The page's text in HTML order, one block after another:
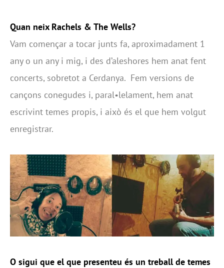
Quan neix Rachels & The Wells?
Vam començar a tocar junts fa, aproximadament 1
any o un any i mig, i des d’aleshores hem anat fent
concerts, sobretot a Cerdanya. Fem versions de
cançons conegudes i, paral•lelament, hem anat
escrivint temes propis, i això és el que hem volgut
enregistrar.
O sigui que el que presenteu és un treball de temes